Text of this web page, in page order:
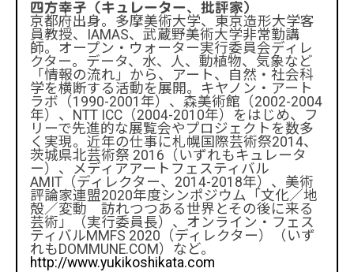
四方幸子（キュレーター、批評家）
京都府出身。多摩美術大学、東京造形大学客
員教授、IAMAS、武蔵野美術大学非常勤講
師。オープン・ウォーター実行委員会ディレ
クター。データ、水、人、動植物、気象など
「情報の流れ」から、アート、自然・社会科
学を横断する活動を展開。キヤノン・アート
ラボ（1990-2001年）、森美術館（2002-2004
年）、NTT ICC（2004-2010年）をはじめ、フ
リーで先進的な展覧会やプロジェクトを数多
く実現。近年の仕事に札幌国際芸術祭2014、
茨城県北芸術祭 2016（いずれもキュレータ
ー）、メディアアートフェスティバル
AMIT（ディレクター、2014-2018年）、美術
評論家連盟2020年度シンポジウム「文化／地
殻／変動 訪れつつある世界とその後に来る
芸術」（実行委員長）、オンライン・フェス
ティバルMMFS 2020（ディレクター）（いず
れもDOMMUNE.COM）など。
http://www.yukikoshikata.com